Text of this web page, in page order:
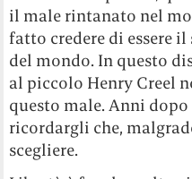
il male rintanato nel
fatto credere di essere
del mondo. In questo
al piccolo Henry Creel
questo male. Anni
ricordargli che,
scegliere.